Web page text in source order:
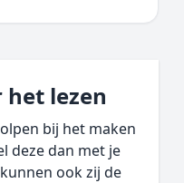
lezen
bij het maken
deze dan met je
ook zij de